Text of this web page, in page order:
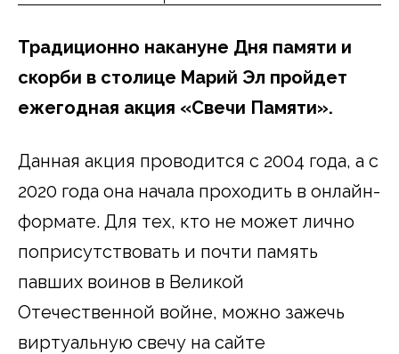
Традиционно накануне Дня памяти и
скорби в столице Марий Эл пройдет
ежегодная акция «Свечи Памяти».
Данная акция проводится с 2004 года, а с
2020 года она начала проходить в онлайн-
формате. Для тех, кто не может лично
поприсутствовать и почти память
павших воинов в Великой
Отечественной войне, можно зажечь
виртуальную свечу на сайте